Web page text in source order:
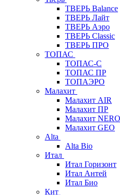
ТВЕРЬ Balance
ТВЕРЬ Лайт
ТВЕРЬ Аэро
ТВЕРЬ Classic
ТВЕРЬ ПРО
ТОПАС
ТОПАС-С
ТОПАС ПР
ТОПАЭРО
Малахит
Малахит AIR
Малахит ПР
Малахит NERO
Малахит GEO
Alta
Alta Bio
Итал
Итал Горизонт
Итал Антей
Итал Био
Кит